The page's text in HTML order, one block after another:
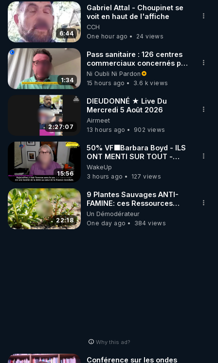
▶ 30 jours gratuit sur l’application de méditation et
de bien-être ENVOL :
Rendez-vous sur https://www.envol.app/code
le code : REGENERE
6:44
Gabriel Attal - Choupinet se
voit en haut de l'affiche
CCH
One hour ago
24 views
1:34
Pass sanitaire : 126 centres
commerciaux concernés par
l'obligation dans toute la
France
Ni Oubli Ni Pardon
15 hours ago
3.6 k views
2:27:07
DIEUDONNÉ ★ Live Du
Mercredi 5 Août 2026
Airmeet
13 hours ago
902 views
15:56
50% VF🟩Barbara Boyd - ILS
ONT MENTI SUR TOUT -
Jocelyne Traduction
WakeUp
3 hours ago
127 views
22:18
9 Plantes Sauvages ANTI-
FAMINE: ces Ressources
JARDIN&des Haies
Un Démodérateur
One day ago
384 views
Why this ad?
Conférence sur les ondes